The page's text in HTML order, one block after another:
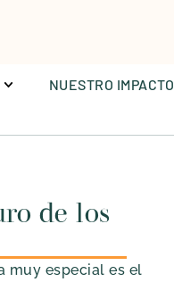
NUESTRO IMPACTO
de los
muy especial es el